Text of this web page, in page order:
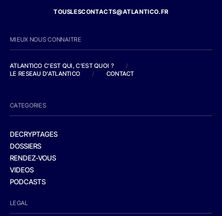
TOUSLESCONTACTS@ATLANTICO.FR
MIEUX NOUS CONNAITRE
ATLANTICO C'EST QUI, C'EST QUOI ?
/
LE RESEAU D'ATLANTICO
/ CONTACT
CATEGORIES
DECRYPTAGES
DOSSIERS
RENDEZ-VOUS
VIDEOS
PODCASTS
LEGAL